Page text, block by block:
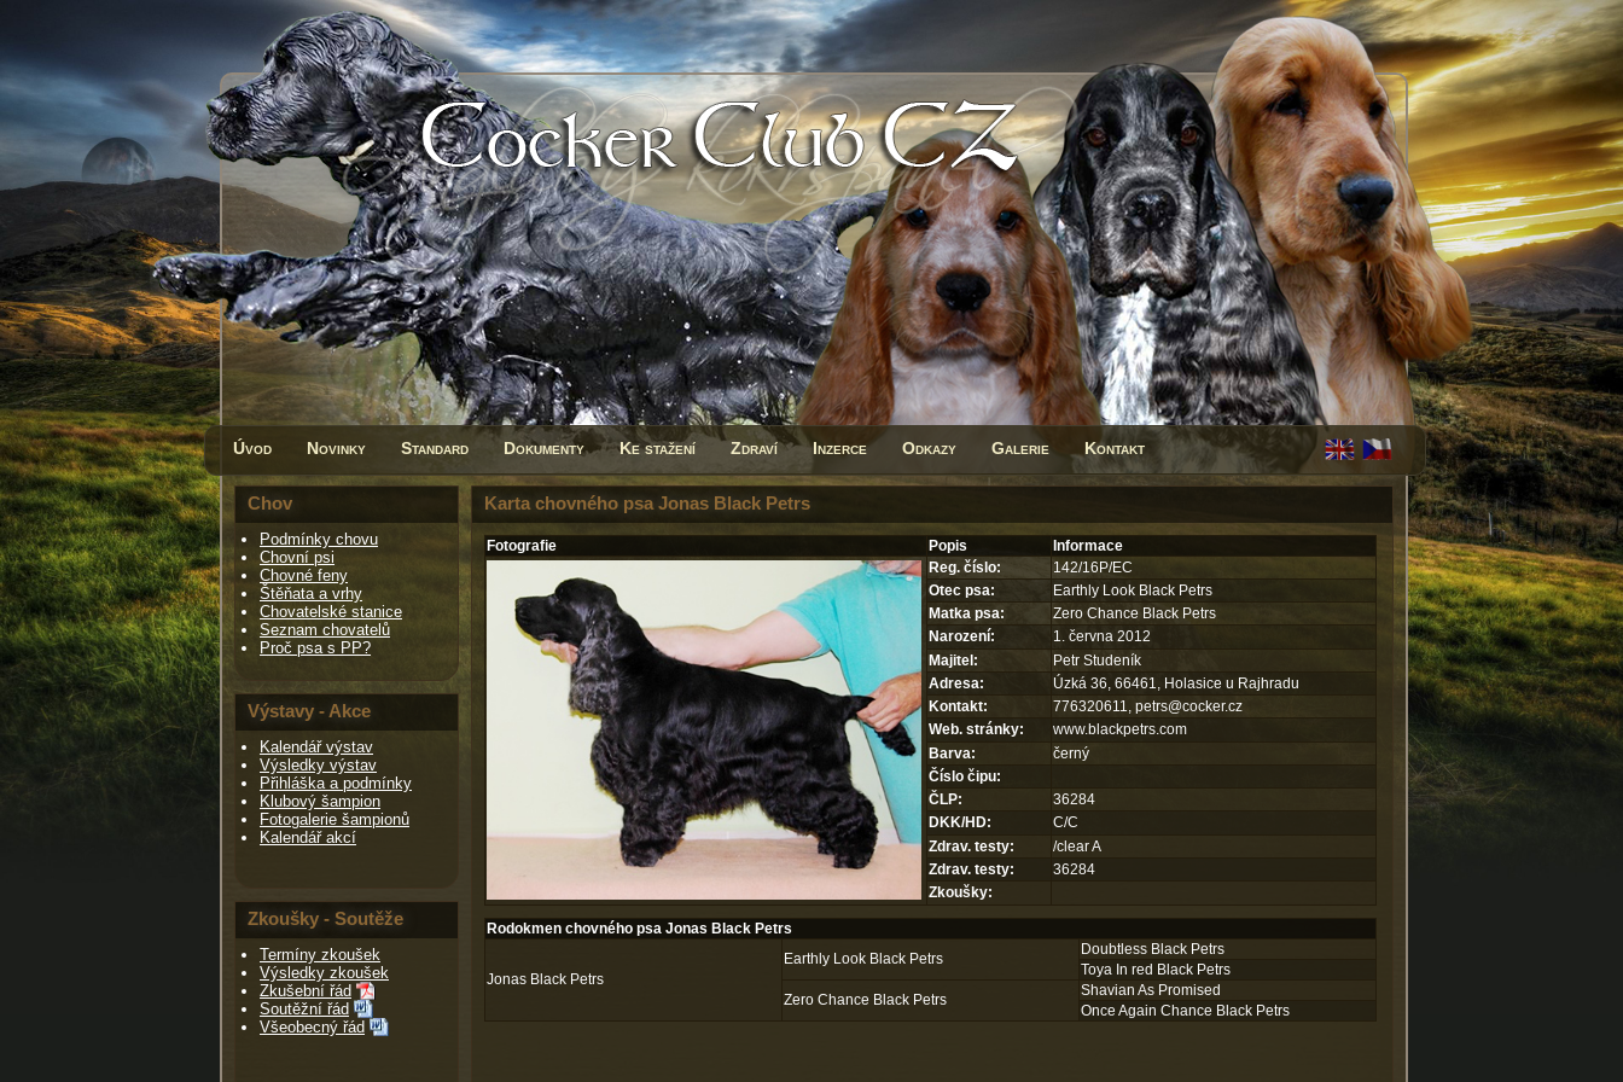
Úvod Novinky Standard Dokumenty Ke stažení Zdraví Inzerce Odkazy Galerie Kontakt
Chov
Podmínky chovu
Chovní psi
Chovné feny
Štěňata a vrhy
Chovatelské stanice
Seznam chovatelů
Proč psa s PP?
Výstavy - Akce
Kalendář výstav
Výsledky výstav
Přihláška a podmínky
Klubový šampion
Fotogalerie šampionů
Kalendář akcí
Zkoušky - Soutěže
Termíny zkoušek
Výsledky zkoušek
Zkušební řád
Soutěžní řád
Všeobecný řád
Karta chovného psa Jonas Black Petrs
Fotografie Popis
Informace
Reg. číslo:
142/16P/EC
Otec psa:
Earthly Look Black Petrs
Matka psa:
Zero Chance Black Petrs
Narození:
1. června 2012
Majitel:
Petr Studeník
Adresa:
Úzká 36, 66461, Holasice u Rajhradu
Kontakt:
776320611, petrs@cocker.cz
Web. stránky:
www.blackpetrs.com
Barva:
černý
Číslo čipu:
ČLP:
36284
DKK/HD:
C/C
Zdrav. testy:
/clear A
Zdrav. testy:
36284
Zkoušky:
Rodokmen chovného psa Jonas Black Petrs
Jonas Black Petrs
Earthly Look Black Petrs
Doubtless Black Petrs
Toya In red Black Petrs
Zero Chance Black Petrs
Shavian As Promised
Once Again Chance Black Petrs